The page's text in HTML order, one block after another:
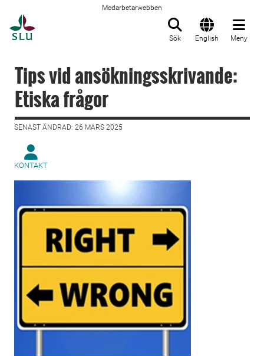
Medarbetarwebben
Sök English Meny
Tips vid ansökningsskrivande:
Etiska frågor
SENAST ÄNDRAD: 26 MARS 2025
KONTAKT